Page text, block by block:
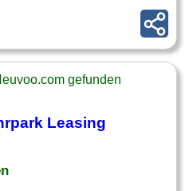
gefunden
Leasing